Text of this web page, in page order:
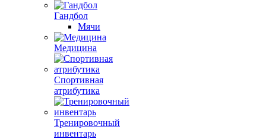
Гандбол
Мячи
Медицина
Спортивная
атрибутика
Тренировочный
инвентарь